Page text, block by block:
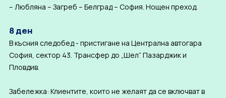
– Любляна – Загреб – Белград – София. Нощен преход.
8 ден
В късния следобед - пристигане на Централна автогара
София, сектор 43. Трансфер до „Шел“ Пазарджик и
Пловдив.
Забележка: Клиентите, които не желаят да се включват в